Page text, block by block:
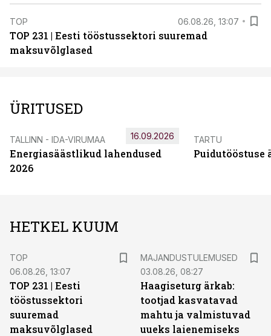
TOP 06.08.26, 13:07
TOP 231 | Eesti tööstussektori suuremad
maksuvõlglased
ÜRITUSED
TALLINN - IDA-VIRUMAA
Energiasäästlikud lahendused
2026
16.09.2026 TARTU
Puidutööstuse
HETKEL KUUM
TOP
06.08.26, 13:07
TOP 231 | Eesti
tööstussektori
suuremad
maksuvõlglased
MAJANDUSTULEMUSED
03.08.26, 08:27
Haagiseturg ärkab:
tootjad kasvatavad
mahtu ja valmistuvad
uueks laienemiseks